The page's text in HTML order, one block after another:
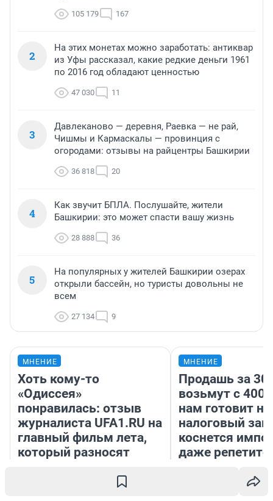
105 179 167
2
На этих монетах можно заработать: антиквар
из Уфы рассказал, какие редкие деньги 1961
по 2016 год обладают ценностью
47 030 11
3
Давлеканово — деревня, Раевка — не рай,
Чишмы и Кармаскалы — провинция с
огородами: отзывы на райцентры Башкирии
36 818 20
4
Как звучит БПЛА. Послушайте, жители
Башкирии: это может спасти вашу жизнь
28 888 36
5
На популярных у жителей Башкирии озерах
открыли бассейн, но туристы довольны не
всем
27 134 9
МНЕНИЕ
Хоть кому-то
«Одиссея»
понравилась: отзыв
журналиста UFA1.RU на
главный фильм лета,
который разносят
МНЕНИЕ
Продашь за
возьмут с
нам готовит
налоговый
коснется
даже